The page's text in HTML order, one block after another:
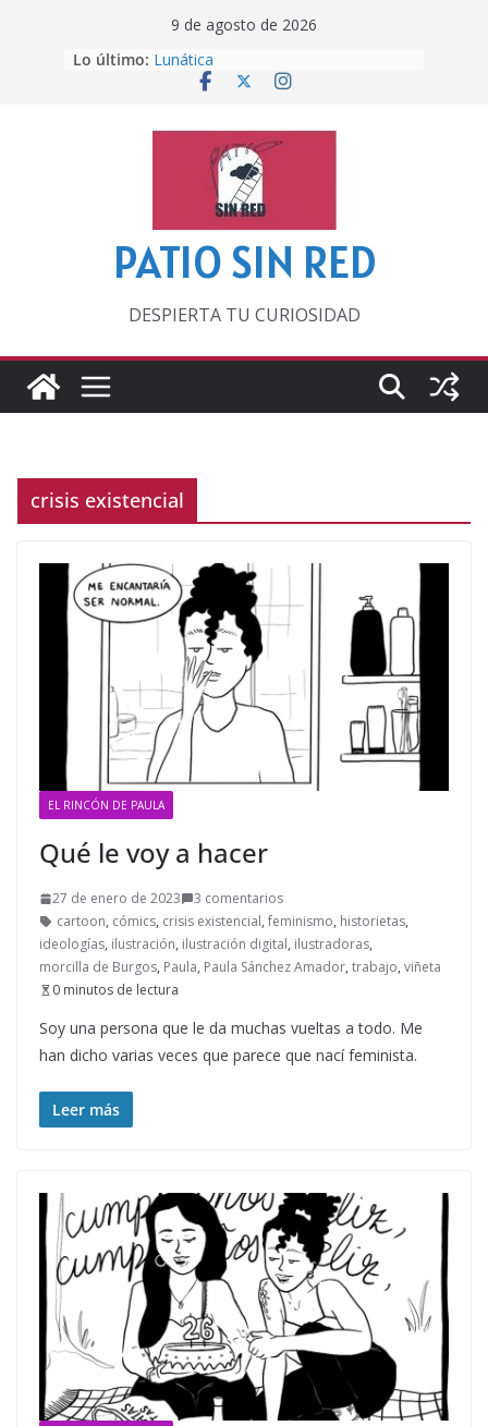
9 de agosto de 2026
Lo último: Lunática
Pero, hasta entonces…
‘La broma infinita’ de recomendar
lecturas veraniegas
Otra del Mundial
PATIO SIN RED
DESPIERTA TU CURIOSIDAD
crisis existencial
EL RINCÓN DE PAULA
Qué le voy a hacer
27 de enero de 2023
3 comentarios
cartoon, cómics, crisis existencial, feminismo, historietas,
ideologías, ilustración, ilustración digital, ilustradoras,
morcilla de Burgos, Paula, Paula Sánchez Amador, trabajo, viñeta
0 minutos de lectura
Soy una persona que le da muchas vueltas a todo. Me
han dicho varias veces que parece que nací feminista.
Leer más